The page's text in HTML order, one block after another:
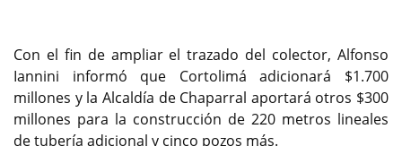
Con el fin de ampliar el trazado del colector, Alfonso
Iannini informó que Cortolimá adicionará $1.700
millones y la Alcaldía de Chaparral aportará otros $300
millones para la construcción de 220 metros lineales
de tubería adicional y cinco pozos más.